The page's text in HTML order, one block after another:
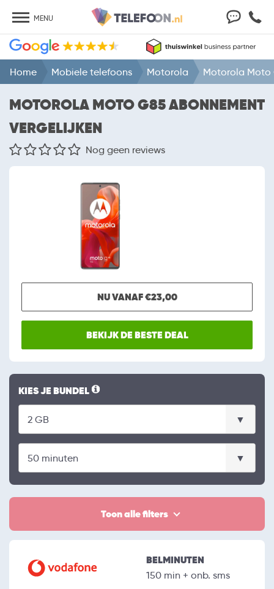
MENU
Home Mobiele telefoons Motorola Motorola Moto
MOTOROLA MOTO G85 ABONNEMENT
VERGELIJKEN
Nog geen reviews
NU VANAF €23,00
BEKIJK DE BESTE DEAL
KIES JE BUNDEL
Toon alle filters
BELMINUTEN
150 min + onb. sms